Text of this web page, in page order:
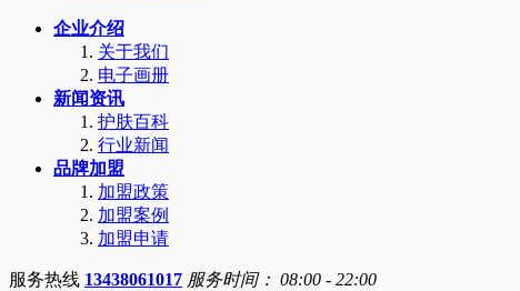
企业介绍
关于我们
电子画册
新闻资讯
护肤百科
行业新闻
品牌加盟
加盟政策
加盟案例
加盟申请
服务热线 13438061017 服务时间： 08:00 - 22:00